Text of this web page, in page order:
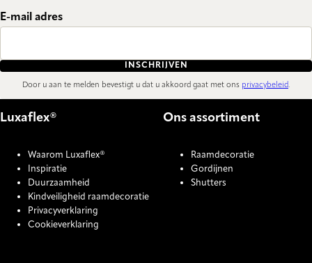
E-mail adres
INSCHRIJVEN
Door u aan te melden bevestigt u dat u akkoord gaat met ons privacybeleid.
Luxaflex®
Waarom Luxaflex®
Inspiratie
Duurzaamheid
Kindveiligheid raamdecoratie
Privacyverklaring
Cookieverklaring
Ons assortiment
Raamdecoratie
Gordijnen
Shutters